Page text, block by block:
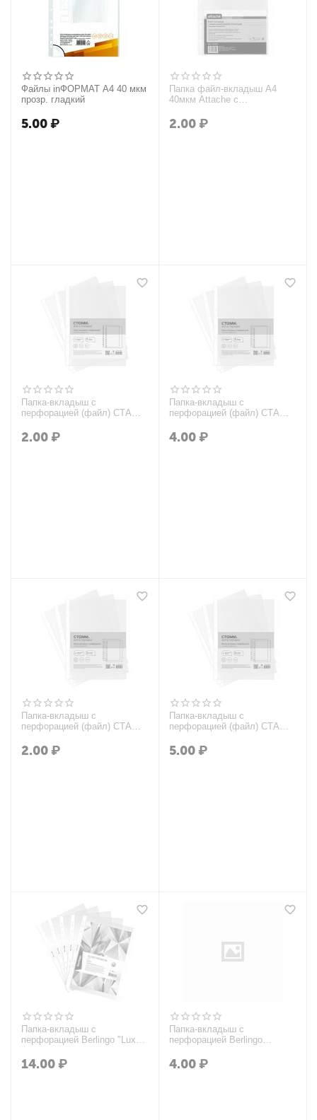
Файлы inФОРМАТ А4 40 мкм
прозр. гладкий
5.00₽
Папка файл-вкладыш А4
40мкм Attache с
2.00 ₽
Папка-вкладыш с
перфорацией (файл) СТАММ
2.00 ₽
Папка-вкладыш с
перфорацией (файл) СТАММ
(аналог S1000/109325)
4.00 ₽
Папка-вкладыш с
перфорацией (файл) СТАММ
2.00 ₽
Папка-вкладыш с
перфорацией (файл) СТАММ
5.00 ₽
Папка-вкладыш с
перфорацией Berlingo "Luxe",
14.00 ₽
Папка-вкладыш с
перфорацией Berlingo
рельефная текстура,
матовая
4.00 ₽